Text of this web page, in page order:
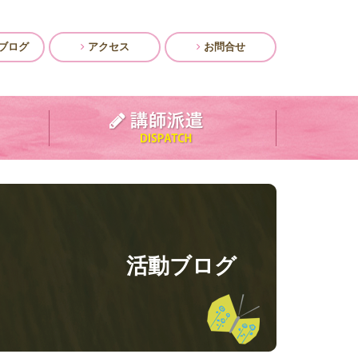
ログ アクセス お問合せ
活動ブログ